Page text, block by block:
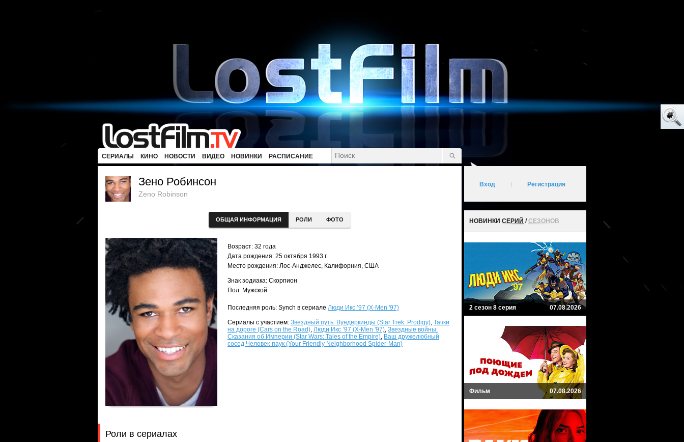
СЕРИАЛЫ КИНО НОВОСТИ ВИДЕО НОВИНКИ РАСПИСАНИЕ
Зено Робинсон
Zeno Robinson
ОБЩАЯ ИНФОРМАЦИЯ РОЛИ ФОТО
Возраст: 32 года
Дата рождения: 25 октября 1993 г.
Место рождения: Лос-Анджелес, Калифорния, США
Знак зодиака: Скорпион
Пол: Мужской
Последняя роль: Synch в сериале Люди Икс ’97 (X-Men '97)
Сериалы с участием: Звездный путь: Вундеркинды (Star Trek: Prodigy), Тачки
на дороге (Cars on the Road), Люди Икс ’97 (X-Men '97), Звездные войны:
Сказания об Империи (Star Wars: Tales of the Empire), Ваш дружелюбный
сосед Человек-паук (Your Friendly Neighborhood Spider-Man)
Роли в сериалах
Вход Регистрация
НОВИНКИ СЕРИЙ /СЕЗОНОВ
2 сезон 8 серия 07.08.2026
Фильм 07.08.2026